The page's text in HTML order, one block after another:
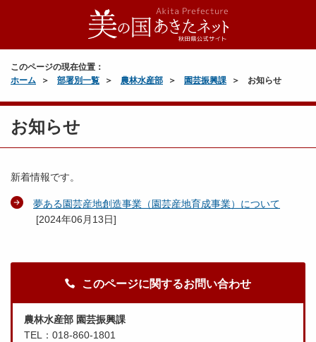
このページの現在位置：
ホーム
部署別一覧 農林水産部 園芸振興課 お知らせ
お知らせ
新着情報です。
夢ある園芸産地創造事業（園芸産地育成事業）について
[2024年06月13日]
このページに関するお問い合わせ
農林水産部 園芸振興課
TEL：018-860-1801